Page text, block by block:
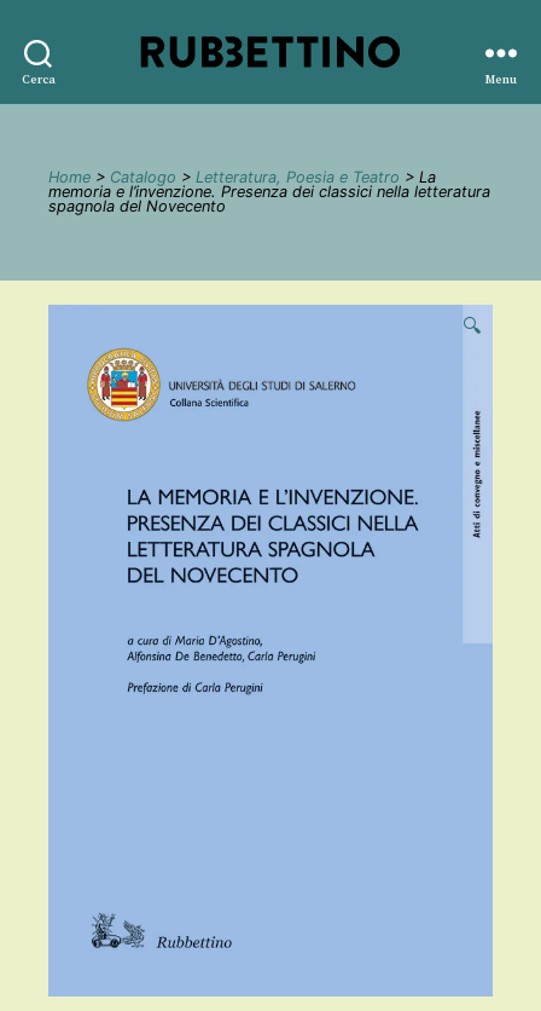
Cerca
editore
Menu
Home > Catalogo > Letteratura, Poesia e Teatro > La
memoria e l’invenzione. Presenza dei classici nella letteratura
spagnola del Novecento
🔍